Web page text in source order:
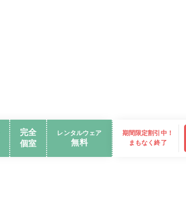
完全
個室
レンタルウェア
無料
期間限定割引中！
まもなく終了